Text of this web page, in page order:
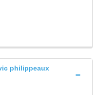
philippeaux